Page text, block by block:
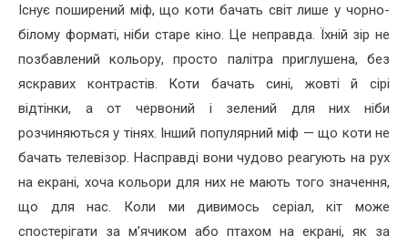
Існує поширений міф, що коти бачать світ лише у чорно-
білому форматі, ніби старе кіно. Це неправда. Їхній зір не
позбавлений кольору, просто палітра приглушена, без
яскравих контрастів. Коти бачать сині, жовті й сірі
відтінки, а от червоний і зелений для них ніби
розчиняються у тінях. Інший популярний міф — що коти не
бачать телевізор. Насправді вони чудово реагують на рух
на екрані, хоча кольори для них не мають того значення,
що для нас. Коли ми дивимось серіал, кіт може
спостерігати за м’ячиком або птахом на екрані, як за